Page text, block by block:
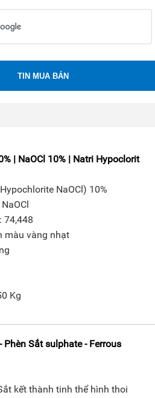
TIN MUA BÁN
| NaOCl 10% | Natri Hypoclorit
NaOCl) 10%
74,448
màu vàng nhạt
Kg
Phèn Sắt sulphate - Ferrous
kết thành tinh thể hình thoi